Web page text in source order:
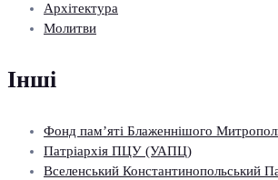
Архітектура
Молитви
Інші
Фонд пам’яті Блаженнішого
Патріархія ПЦУ (УАПЦ)
Вселенський Константинопольський